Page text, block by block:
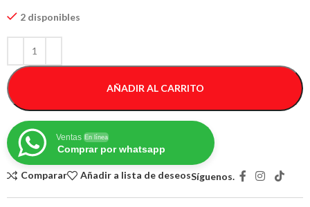
2 disponibles
AÑADIR AL CARRITO
Ventas En línea
Comprar por whatsapp
Comparar Añadir a lista de deseosSíguenos.